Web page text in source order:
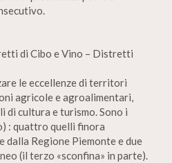
di Cibo e Vino – Distretti
le eccellenze di territori
agricole e agroalimentari,
cultura e turismo. Sono i
: quattro quelli finora
Regione Piemonte e due
(il terzo «sconfina» in parte).